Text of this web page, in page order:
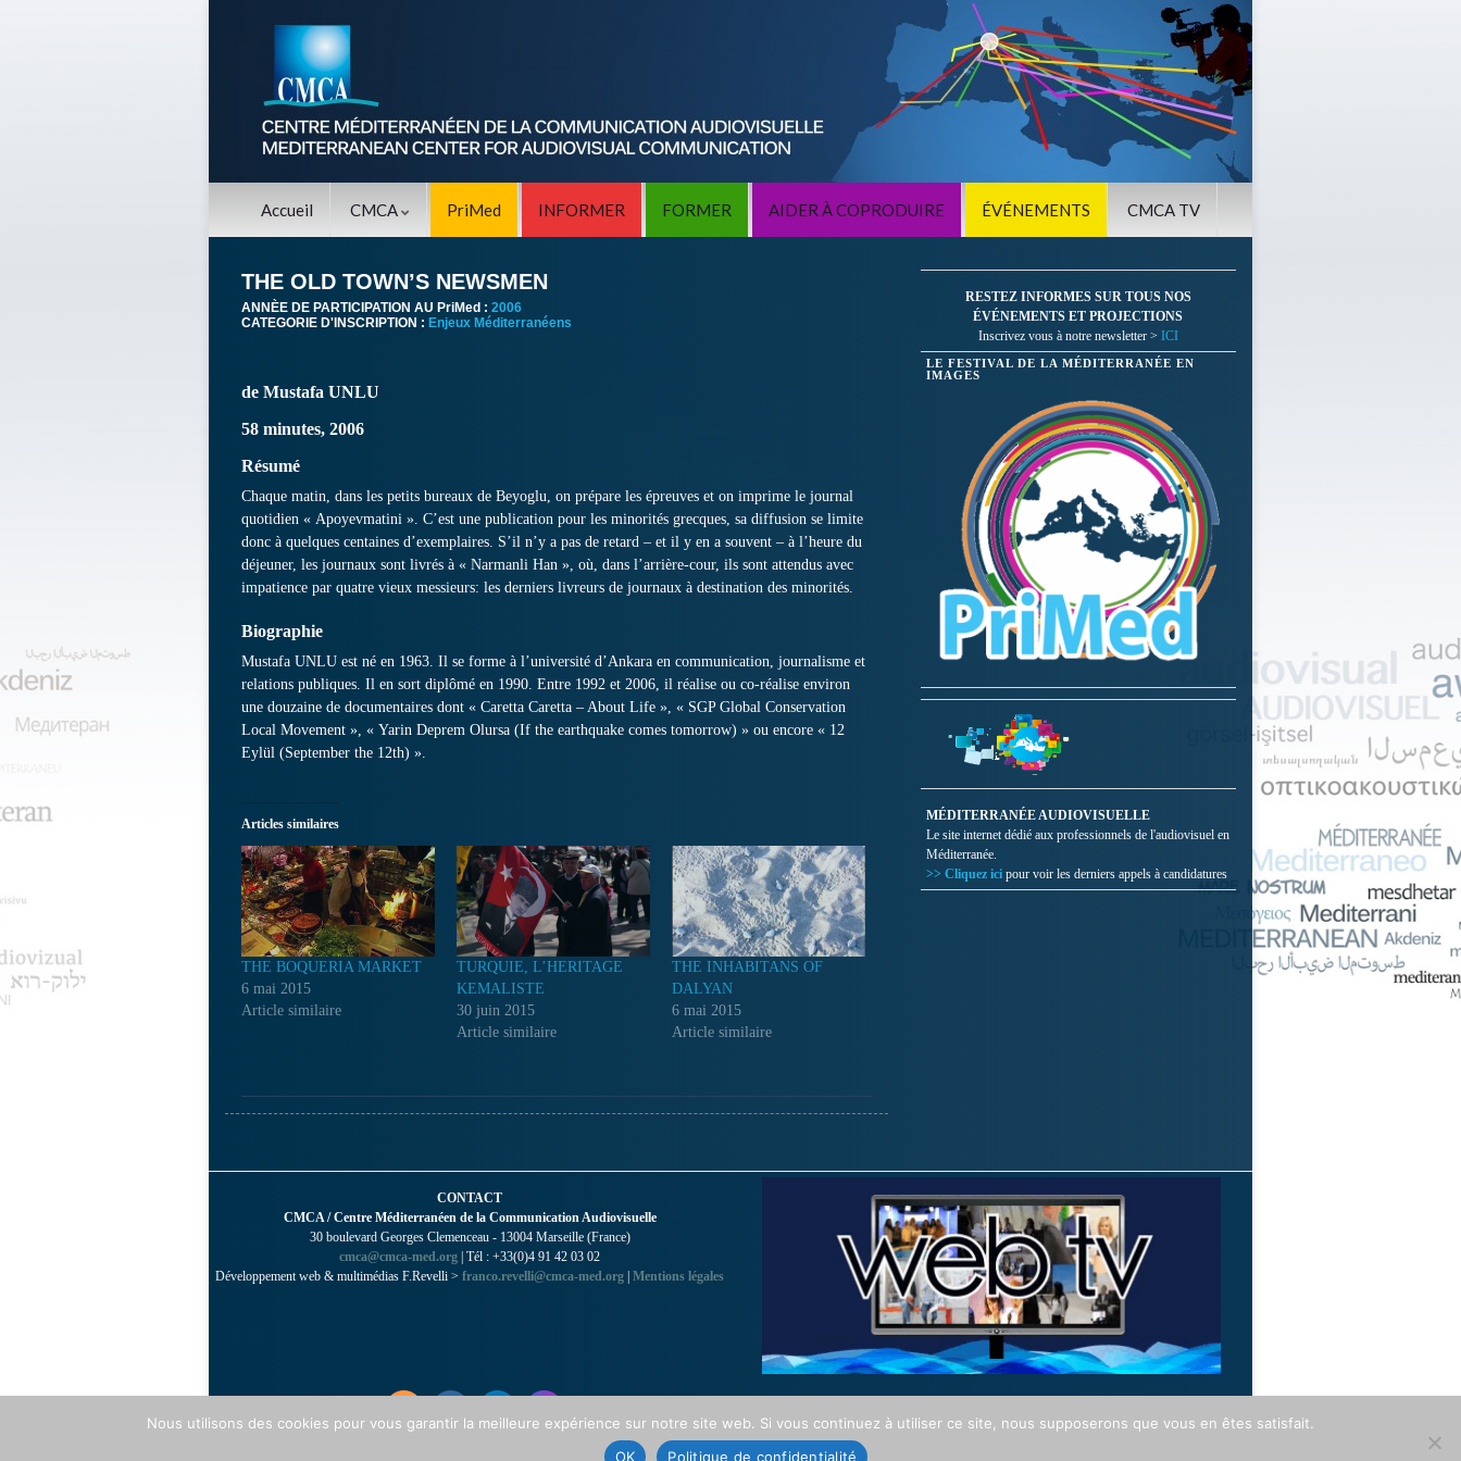
Accueil CMCA PriMed INFORMER FORMER AIDER À COPRODUIRE ÉVÉNEMENTS CMCA TV
THE OLD TOWN’S NEWSMEN
ANNÈE DE PARTICIPATION AU PriMed : 2006
CATEGORIE D'INSCRIPTION : Enjeux Méditerranéens
de Mustafa UNLU
58 minutes, 2006
Résumé
Chaque matin, dans les petits bureaux de Beyoglu, on prépare les épreuves et on imprime le journal
quotidien « Apoyevmatini ». C’est une publication pour les minorités grecques, sa diffusion se limite
donc à quelques centaines d’exemplaires. S’il n’y a pas de retard – et il y en a souvent – à l’heure du
déjeuner, les journaux sont livrés à « Narmanli Han », où, dans l’arrière-cour, ils sont attendus avec
impatience par quatre vieux messieurs: les derniers livreurs de journaux à destination des minorités.
Biographie
Mustafa UNLU est né en 1963. Il se forme à l’université d’Ankara en communication, journalisme et
relations publiques. Il en sort diplômé en 1990. Entre 1992 et 2006, il réalise ou co-réalise environ
une douzaine de documentaires dont « Caretta Caretta – About Life », « SGP Global Conservation
Local Movement », « Yarin Deprem Olursa (If the earthquake comes tomorrow) » ou encore « 12
Eylül (September the 12th) ».
Articles similaires
THE BOQUERIA MARKET
6 mai 2015
Article similaire
TURQUIE, L’HERITAGE
KEMALISTE
30 juin 2015
Article similaire
THE INHABITANS OF
DALYAN
6 mai 2015
Article similaire
RESTEZ INFORMES SUR TOUS NOS
ÉVÉNEMENTS ET PROJECTIONS
Inscrivez vous à notre newsletter > ICI
LE FESTIVAL DE LA MÉDITERRANÉE EN
IMAGES
MÉDITERRANÉE AUDIOVISUELLE
Le site internet dédié aux professionnels de l'audiovisuel en
Méditerranée.
>> Cliquez ici pour voir les derniers appels à candidatures
CONTACT
CMCA / Centre Méditerranéen de la Communication Audiovisuelle
30 boulevard Georges Clemenceau - 13004 Marseille (France)
cmca@cmca-med.org | Tél : +33(0)4 91 42 03 02
Développement web & multimédias F.Revelli > franco.revelli@cmca-med.org | Mentions légales
Nous utilisons des cookies pour vous garantir la meilleure expérience sur notre site web. Si vous continuez à utiliser ce site, nous supposerons que vous en êtes satisfait.
OK
Politique de confidentialité